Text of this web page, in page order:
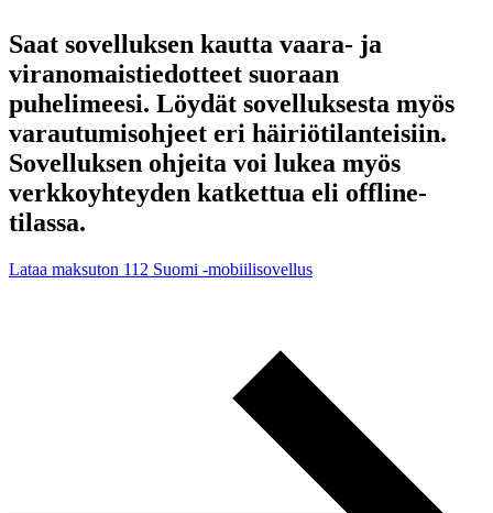
Saat sovelluksen kautta vaara- ja
viranomaistiedotteet suoraan
puhelimeesi. Löydät sovelluksesta myös
varautumisohjeet eri häiriötilanteisiin.
Sovelluksen ohjeita voi lukea myös
verkkoyhteyden katkettua eli offline-
tilassa.
Lataa maksuton 112 Suomi -mobiilisovellus